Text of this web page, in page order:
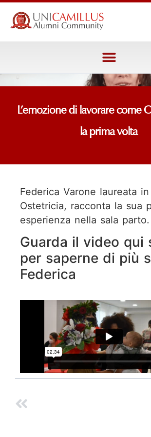
L’emozione di lavorare come
la prima volta
Federica Varone laureata in
Ostetricia, racconta la sua
esperienza nella sala parto.
Guarda il video qui
per saperne di più
Federica